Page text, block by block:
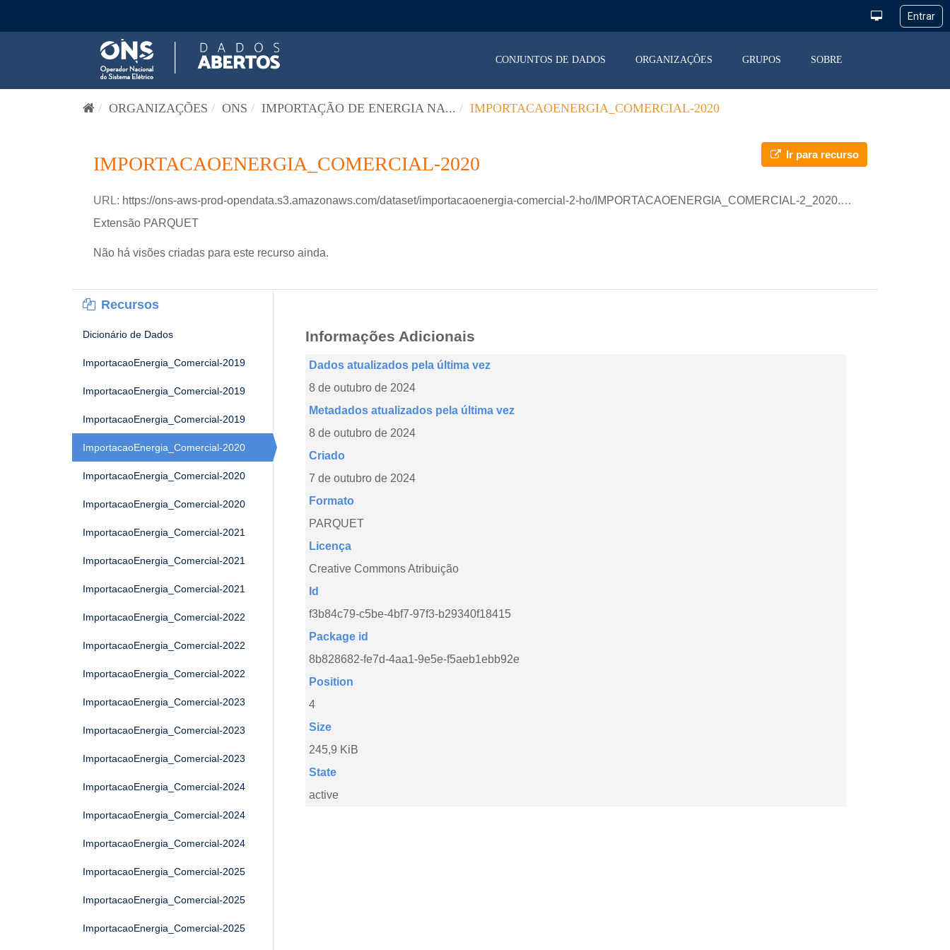
CONJUNTOS DE DADOS ORGANIZAÇÕES GRUPOS SOBRE
ORGANIZAÇÕES ONS IMPORTAÇÃO DE ENERGIA NA... IMPORTACAOENERGIA_COMERCIAL-2020
Ir para recurso
IMPORTACAOENERGIA_COMERCIAL-2020
URL: https://ons-aws-prod-opendata.s3.amazonaws.com/dataset/importacaoenergia-comercial-2-ho/IMPORTACAOENERGIA_COMERCIAL-2_2020.parquet
Extensão PARQUET
Não há visões criadas para este recurso ainda.
Recursos
Dicionário de Dados
ImportacaoEnergia_Comercial-2019
ImportacaoEnergia_Comercial-2019
ImportacaoEnergia_Comercial-2019
ImportacaoEnergia_Comercial-2020
ImportacaoEnergia_Comercial-2020
ImportacaoEnergia_Comercial-2020
ImportacaoEnergia_Comercial-2021
ImportacaoEnergia_Comercial-2021
ImportacaoEnergia_Comercial-2021
ImportacaoEnergia_Comercial-2022
ImportacaoEnergia_Comercial-2022
ImportacaoEnergia_Comercial-2022
ImportacaoEnergia_Comercial-2023
ImportacaoEnergia_Comercial-2023
ImportacaoEnergia_Comercial-2023
ImportacaoEnergia_Comercial-2024
ImportacaoEnergia_Comercial-2024
ImportacaoEnergia_Comercial-2024
ImportacaoEnergia_Comercial-2025
ImportacaoEnergia_Comercial-2025
ImportacaoEnergia_Comercial-2025
Informações Adicionais
Dados atualizados pela última vez
8 de outubro de 2024
Metadados atualizados pela última vez
8 de outubro de 2024
Criado
7 de outubro de 2024
Formato
PARQUET
Licença
Creative Commons Atribuição
Id
f3b84c79-c5be-4bf7-97f3-b29340f18415
Package id
8b828682-fe7d-4aa1-9e5e-f5aeb1ebb92e
Position
4
Size
245,9 KiB
State
active